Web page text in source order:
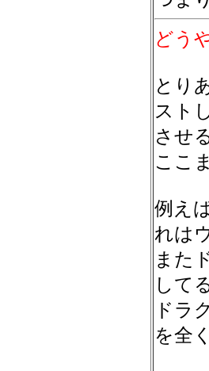
どう
とり
スト
させ
ここ
例え
れは
また
して
ドラ
を全